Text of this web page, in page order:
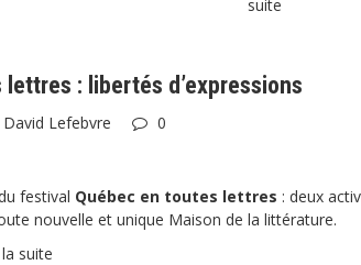
suite
: libertés d’expressions
David Lefebvre
0
festival Québec en toutes lettres : deux
nouvelle et unique Maison de la littérature.
suite